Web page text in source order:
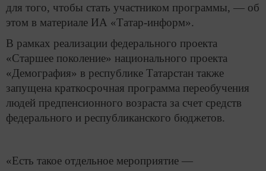
для того, чтобы стать участником программы, — об
этом в материале ИА «Татар-информ».
В рамках реализации федерального проекта
«Старшее поколение» национального проекта
«Демография» в республике Татарстан также
запущена краткосрочная программа переобучения
людей предпенсионного возраста за счет средств
федерального и республиканского бюджетов.
«Есть такое отдельное мероприятие —